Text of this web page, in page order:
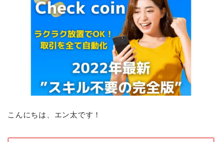
こんにちは、エン太です！